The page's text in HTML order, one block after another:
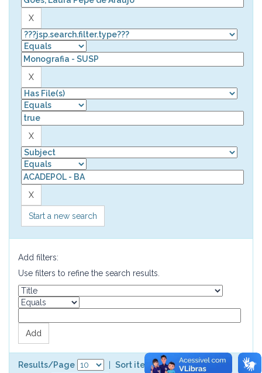
Start a new search
Add filters:
Use filters to refine the search results.
Results/Page
Sort items by